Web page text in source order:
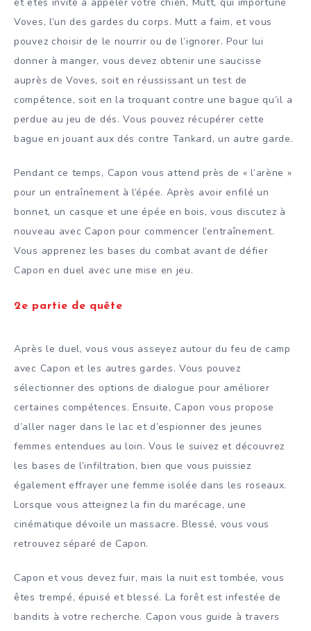
Voves, l’un des gardes du corps. Mutt a faim, et vous
pouvez choisir de le nourrir ou de l’ignorer. Pour lui
donner à manger, vous devez obtenir une saucisse
auprès de Voves, soit en réussissant un test de
compétence, soit en la troquant contre une bague qu’il a
perdue au jeu de dés. Vous pouvez récupérer cette
bague en jouant aux dés contre Tankard, un autre garde.
Pendant ce temps, Capon vous attend près de « l’arène »
pour un entraînement à l’épée. Après avoir enfilé un
bonnet, un casque et une épée en bois, vous discutez à
nouveau avec Capon pour commencer l’entraînement.
Vous apprenez les bases du combat avant de défier
Capon en duel avec une mise en jeu.
2e partie de quête
Après le duel, vous vous asseyez autour du feu de camp
avec Capon et les autres gardes. Vous pouvez
sélectionner des options de dialogue pour améliorer
certaines compétences. Ensuite, Capon vous propose
d’aller nager dans le lac et d’espionner des jeunes
femmes entendues au loin. Vous le suivez et découvrez
les bases de l’infiltration, bien que vous puissiez
également effrayer une femme isolée dans les roseaux.
Lorsque vous atteignez la fin du marécage, une
cinématique dévoile un massacre. Blessé, vous vous
retrouvez séparé de Capon.
Capon et vous devez fuir, mais la nuit est tombée, vous
êtes trempé, épuisé et blessé. La forêt est infestée de
bandits à votre recherche. Capon vous guide à travers